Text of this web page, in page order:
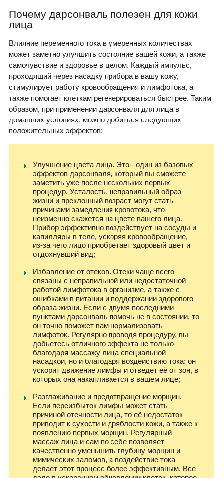
Почему дарсонваль полезен для кожи
лица
Влияние переменного тока в умеренных количествах
может заметно улучшить состояние вашей кожи, а также
самочувствие и здоровье в целом. Каждый импульс,
проходящий через насадку прибора в вашу кожу,
стимулирует работу кровообращения и лимфотока, а
также помогает клеткам регенерироваться быстрее. Таким
образом, при применении дарсонваля для лица в
домашних условиях, можно добиться следующих
положительных эффектов:
Улучшение цвета лица. Это - один из базовых
эффектов дарсонваля, который вы сможете
заметить уже после нескольких первых
процедур. Усталость, неправильный образ
жизни и преклонный возраст могут стать
причинами замедления кровотока, что
неизменно скажется на цвете вашего лица.
Прибор эффективно воздействует на сосуды и
капилляры в теле, ускоряя кровообращение,
из-за чего лицо приобретает здоровый цвет и
отдохнувший вид;
Избавление от отеков. Отеки чаще всего
связаны с неправильной или недостаточной
работой лимфотока в организме, а также с
ошибками в питании и поддержании здорового
образа жизни. Если с двумя последними
пунктами дарсонваль помочь не в состоянии, то
он точно поможет вам нормализовать
лимфоток. Регулярно проводя процедуру, вы
добьетесь отличного эффекта не только
благодаря массажу лица специальной
насадкой, но и благодаря воздействию тока: он
ускорит движение лимфы и отведет её от зон, в
которых она накапливается в вашем лице;
Разглаживание и предотвращение морщин.
Если переизбыток лимфы может стать
причиной отечности лица, то её недостаток
приводит к сухости и дряблости кожи, а также к
появлению первых морщин. Регулярный
массаж лица и сам по себе позволяет
качественно уменьшить глубину морщин и
мимических заломов, а воздействие тока
делает этот процесс более эффективным. Все